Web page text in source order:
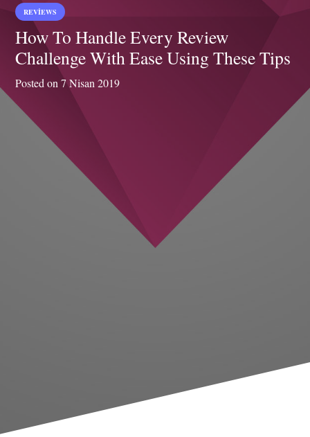
REVIEWS
How To Handle Every Review
Challenge With Ease Using These Tips
Posted on7 Nisan 2019